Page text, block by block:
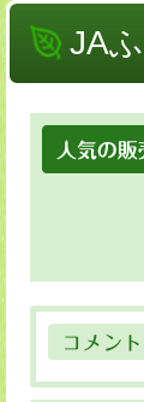
JA
人気の
コメント